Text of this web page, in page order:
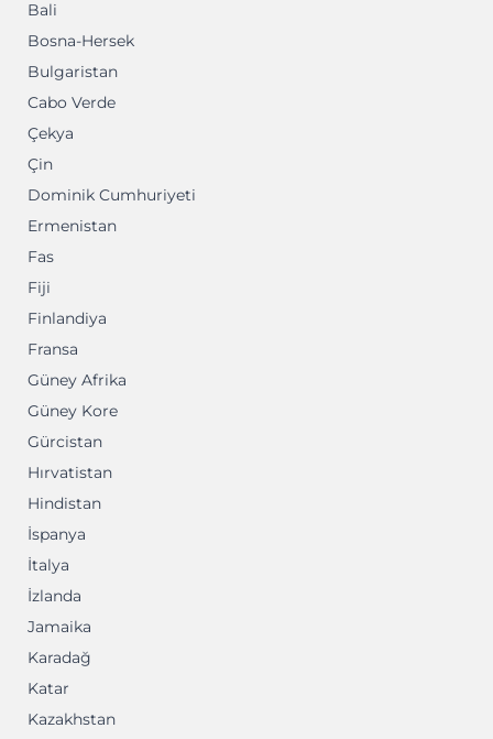
Bali
Bosna-Hersek
Bulgaristan
Cabo Verde
Çekya
Çin
Dominik Cumhuriyeti
Ermenistan
Fas
Fiji
Finlandiya
Fransa
Güney Afrika
Güney Kore
Gürcistan
Hırvatistan
Hindistan
İspanya
İtalya
İzlanda
Jamaika
Karadağ
Katar
Kazakhstan